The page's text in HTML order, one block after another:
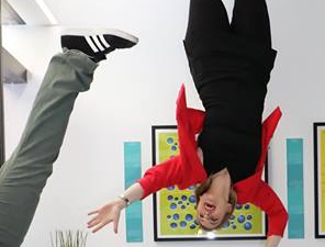
Zemljotres u Austriji: Tresli
se kreveti i padali predmeti
u Tirolu